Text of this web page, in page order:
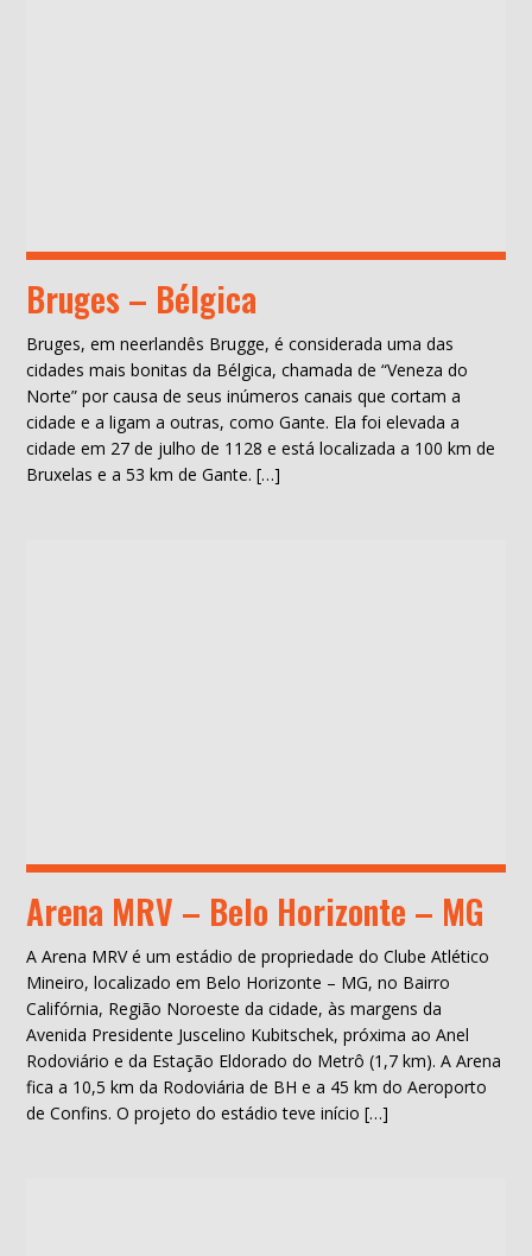
Bruges – Bélgica
Bruges, em neerlandês Brugge, é considerada uma das
cidades mais bonitas da Bélgica, chamada de “Veneza do
Norte” por causa de seus inúmeros canais que cortam a
cidade e a ligam a outras, como Gante. Ela foi elevada a
cidade em 27 de julho de 1128 e está localizada a 100 km de
Bruxelas e a 53 km de Gante. […]
Arena MRV – Belo Horizonte – MG
A Arena MRV é um estádio de propriedade do Clube Atlético
Mineiro, localizado em Belo Horizonte – MG, no Bairro
Califórnia, Região Noroeste da cidade, às margens da
Avenida Presidente Juscelino Kubitschek, próxima ao Anel
Rodoviário e da Estação Eldorado do Metrô (1,7 km). A Arena
fica a 10,5 km da Rodoviária de BH e a 45 km do Aeroporto
de Confins. O projeto do estádio teve início […]